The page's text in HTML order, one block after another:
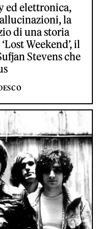
ed elettronica,
la
di una storia
Weekend’, il
Stevens che